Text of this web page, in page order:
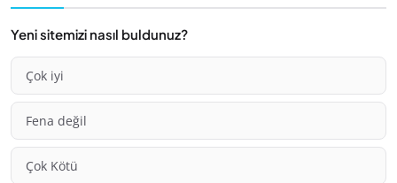
Yeni sitemizi nasıl buldunuz?
Çok iyi
Fena değil
Çok Kötü